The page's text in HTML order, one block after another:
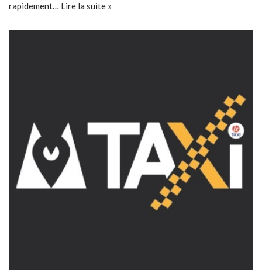
rapidement… Lire la suite »